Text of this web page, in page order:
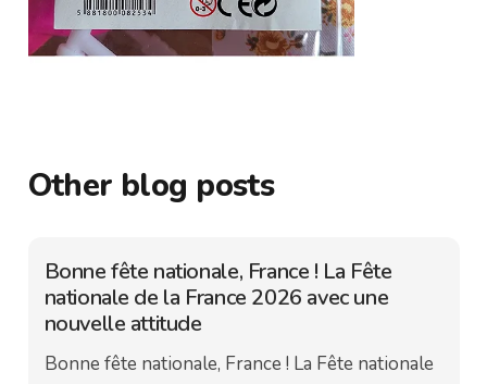
Other blog posts
Bonne fête nationale, France ! La Fête
nationale de la France 2026 avec une
nouvelle attitude
Bonne fête nationale, France ! La Fête nationale